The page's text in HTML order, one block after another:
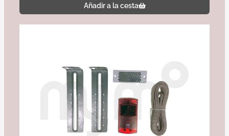
Añadir a la cesta